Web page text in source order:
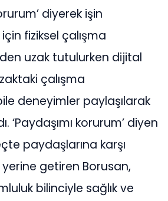
diyerek işin
fiziksel çalışma
uzak tutulurken dijital
çalışma
deneyimler paylaşılarak
‘Paydaşımı korurum’ diyen
paydaşlarına karşı
yerine getiren Borusan,
bilinciyle sağlık ve